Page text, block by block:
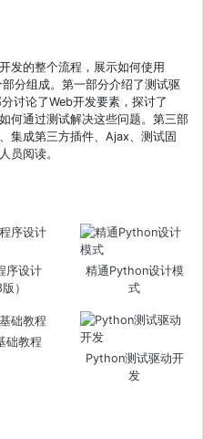
发的整个流程，展示如何使用
分组成。第一部分介绍了测试驱
讨论了Web开发要素，探讨了
何通过测试解决这些问题。第三部
集成第三方插件、Ajax、测试固
员阅读。
序设计
）
精通Python设计模
式
础教程
Python测试驱动开
发